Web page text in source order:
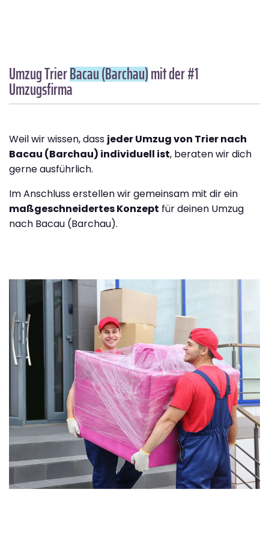
Umzug TrierBacau (Barchau)mit der #1
Umzugsfirma
Weil wir wissen, dass jeder Umzug von Trier nach
Bacau (Barchau) individuell ist, beraten wir dich
gerne ausführlich.
Im Anschluss erstellen wir gemeinsam mit dir ein
maßgeschneidertes Konzept für deinen Umzug
nach Bacau (Barchau).